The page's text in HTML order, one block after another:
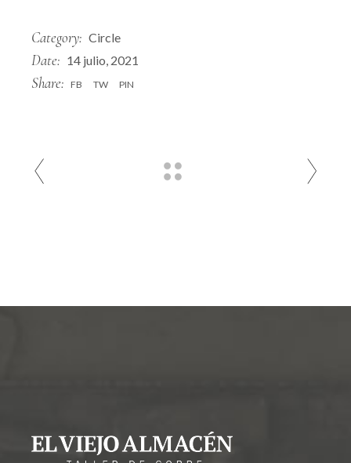
Category: Circle
Date: 14 julio, 2021
Share: FB TW PIN